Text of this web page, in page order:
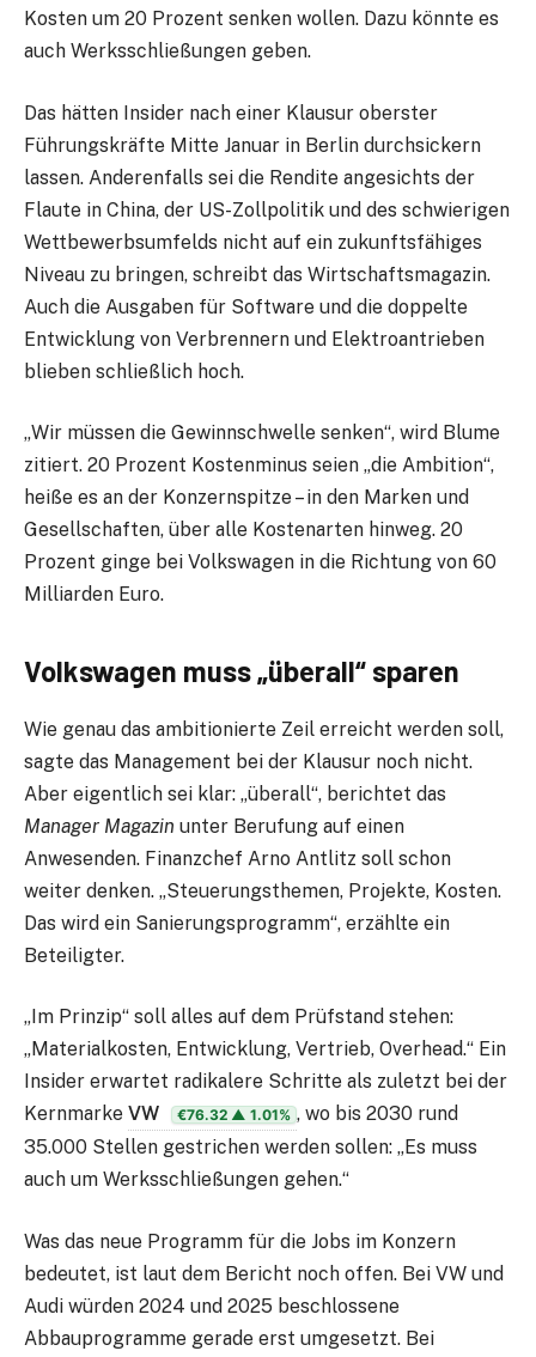
Kosten um 20 Prozent senken wollen. Dazu könnte es
auch Werksschließungen geben.
Das hätten Insider nach einer Klausur oberster
Führungskräfte Mitte Januar in Berlin durchsickern
lassen. Anderenfalls sei die Rendite angesichts der
Flaute in China, der US-Zollpolitik und des schwierigen
Wettbewerbsumfelds nicht auf ein zukunftsfähiges
Niveau zu bringen, schreibt das Wirtschaftsmagazin.
Auch die Ausgaben für Software und die doppelte
Entwicklung von Verbrennern und Elektroantrieben
blieben schließlich hoch.
„Wir müssen die Gewinnschwelle senken“, wird Blume
zitiert. 20 Prozent Kostenminus seien „die Ambition“,
heiße es an der Konzernspitze – in den Marken und
Gesellschaften, über alle Kostenarten hinweg. 20
Prozent ginge bei Volkswagen in die Richtung von 60
Milliarden Euro.
Volkswagen muss „überall“ sparen
Wie genau das ambitionierte Zeil erreicht werden soll,
sagte das Management bei der Klausur noch nicht.
Aber eigentlich sei klar: „überall“, berichtet das
Manager Magazin unter Berufung auf einen
Anwesenden. Finanzchef Arno Antlitz soll schon
weiter denken. „Steuerungsthemen, Projekte, Kosten.
Das wird ein Sanierungsprogramm“, erzählte ein
Beteiligter.
„Im Prinzip“ soll alles auf dem Prüfstand stehen:
„Materialkosten, Entwicklung, Vertrieb, Overhead.“ Ein
Insider erwartet radikalere Schritte als zuletzt bei der
Kernmarke VW €76.32 ▲ 1.01% , wo bis 2030 rund
35.000 Stellen gestrichen werden sollen: „Es muss
auch um Werksschließungen gehen.“
Was das neue Programm für die Jobs im Konzern
bedeutet, ist laut dem Bericht noch offen. Bei VW und
Audi würden 2024 und 2025 beschlossene
Abbauprogramme gerade erst umgesetzt. Bei